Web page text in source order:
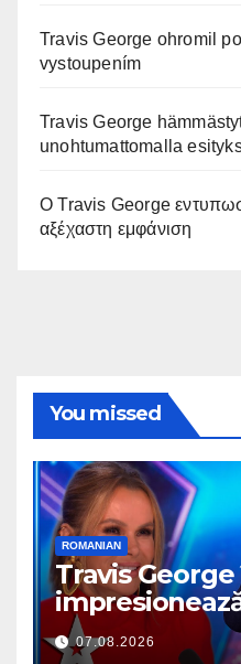
Travis George ohromil
vystoupením
Travis George
unohtumattomalla
Ο Travis George
αξέχαστη εμφάνιση
You missed
ROMANIAN
Travis George
reprezentație
07.08.2026